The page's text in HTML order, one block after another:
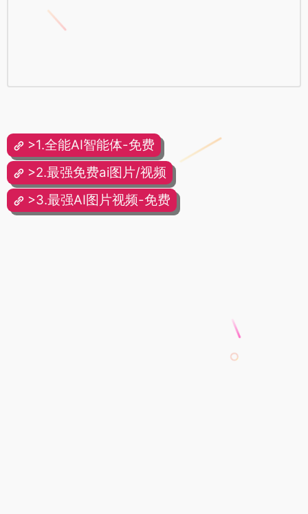
>1.全能AI智能体-免费
>2.最强免费ai图片/视频
>3.最强AI图片视频-免费